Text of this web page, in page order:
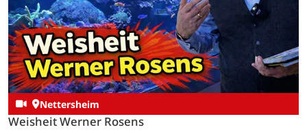
Nettersheim
Weisheit Werner Rosens